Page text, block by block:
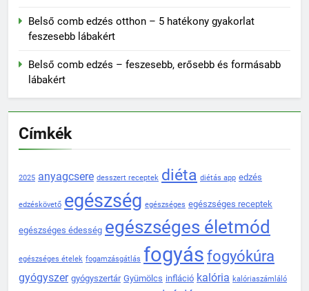
Belső comb edzés otthon – 5 hatékony gyakorlat
feszesebb lábakért
Belső comb edzés – feszesebb, erősebb és formásabb
lábakért
Címkék
2025 anyagcsere desszert receptek diéta diétás app edzés
edzéskövető egészség egészséges egészséges receptek
egészséges édesség egészséges életmód
egészséges ételek fogamzásgátlás fogyás fogyókúra
gyógyszer gyógyszertár Gyümölcs infláció kalória kalóriaszámláló